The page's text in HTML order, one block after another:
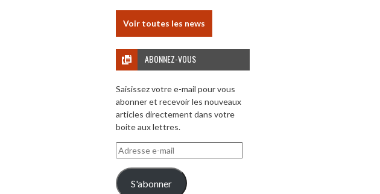
Voir toutes les news
ABONNEZ-VOUS
Saisissez votre e-mail pour vous
abonner et recevoir les nouveaux
articles directement dans votre
boite aux lettres.
Adresse
e-
mail
S'abonner